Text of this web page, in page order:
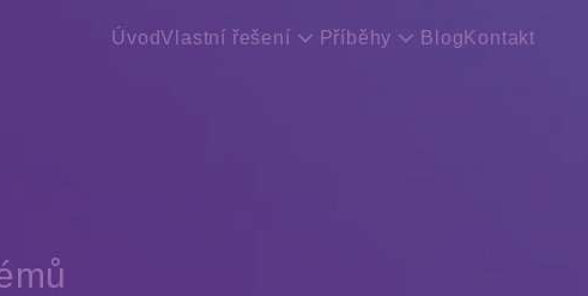
ÚvodVlastní řešení Příběhy Blog Kontakt